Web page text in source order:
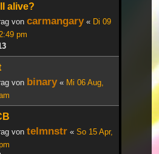
alive?
von carmangary« Di 09
pm
von binary« Mi 06 Aug,
von telmnstr « So 15 Apr,